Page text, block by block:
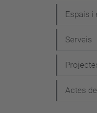
Espais i
Serveis
Actes